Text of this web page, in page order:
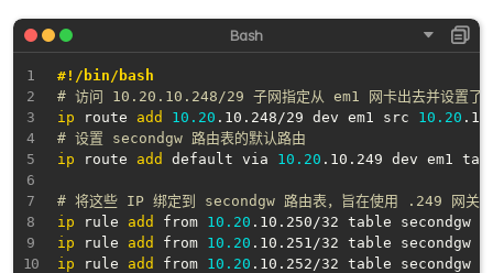
#!/bin/bash
# 访问 10.20.10.248/29 子网指定从 em1 网卡出去并设置了
ip route add 10.20 .10.248/29 dev em1 src 10.20
# 设置 secondgw 路由表的默认路由
ip route add default via 10.20 .10.249 dev em1
# 将这些 IP 绑定到 secondgw 路由表，旨在使用 .249 网关
ip rule add from 10.20
ip rule add from 10.20
ip rule add from 10.20